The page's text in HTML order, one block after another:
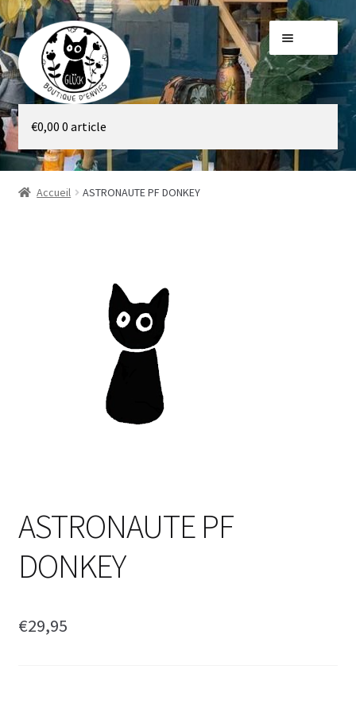
Aller
à
la
navigation
Aller
au
contenu
Galerie
Boutique
€0,00 0 article
Accueil ASTRONAUTE PF DONKEY
ASTRONAUTE PF
DONKEY
€29,95